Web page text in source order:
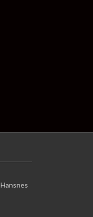
Hansnes